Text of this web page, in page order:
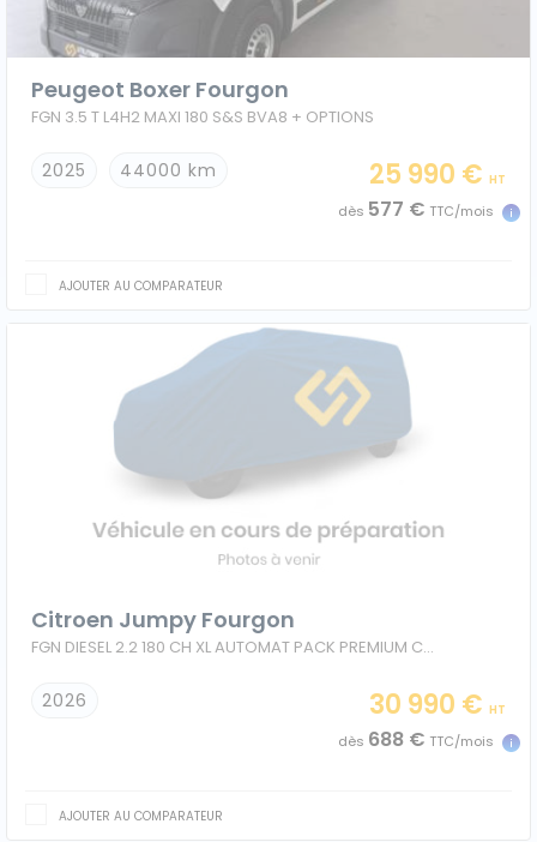
Peugeot Boxer Fourgon
FGN 3.5 T L4H2 MAXI 180 S&S BVA8 + OPTIONS
2025 44000 km 25 990 € HT
dès 577 € TTC/mois
AJOUTER AU COMPARATEUR
Citroen Jumpy Fourgon
FGN DIESEL 2.2 180 CH XL AUTOMAT PACK PREMIUM CONNECT + CONFORT
2026 30 990 € HT
dès 688 € TTC/mois
AJOUTER AU COMPARATEUR